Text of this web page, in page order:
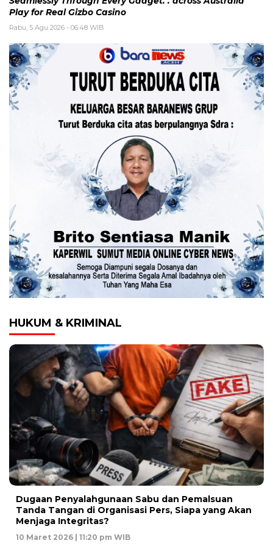
Play for Real Gizbo Casino
Rabu, 5 Agu 2026 - 06:48 WIB
HUKUM & KRIMINAL
Dugaan Penyalahgunaan Sabu dan Pemalsuan
Tanda Tangan di Organisasi Pers, Siapa yang Akan
Menjaga Integritas?
10 Maret 2026 | 11:20 pm WIB